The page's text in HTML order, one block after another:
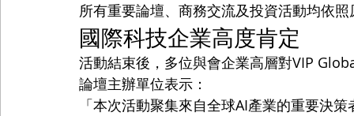
所有重要論壇、商務交流及投資活動均依
國際科技企業高度肯定
活動結束後，多位與會企業高層對VIP
論壇主辦單位表示：
「本次活動聚集來自全球AI產業的重要決